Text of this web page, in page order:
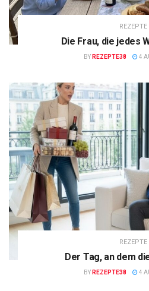
REZEPTE
Die Frau, die jedes
BY REZEPTE38 4
REZEPTE
Der Tag, an dem
BY REZEPTE38 4